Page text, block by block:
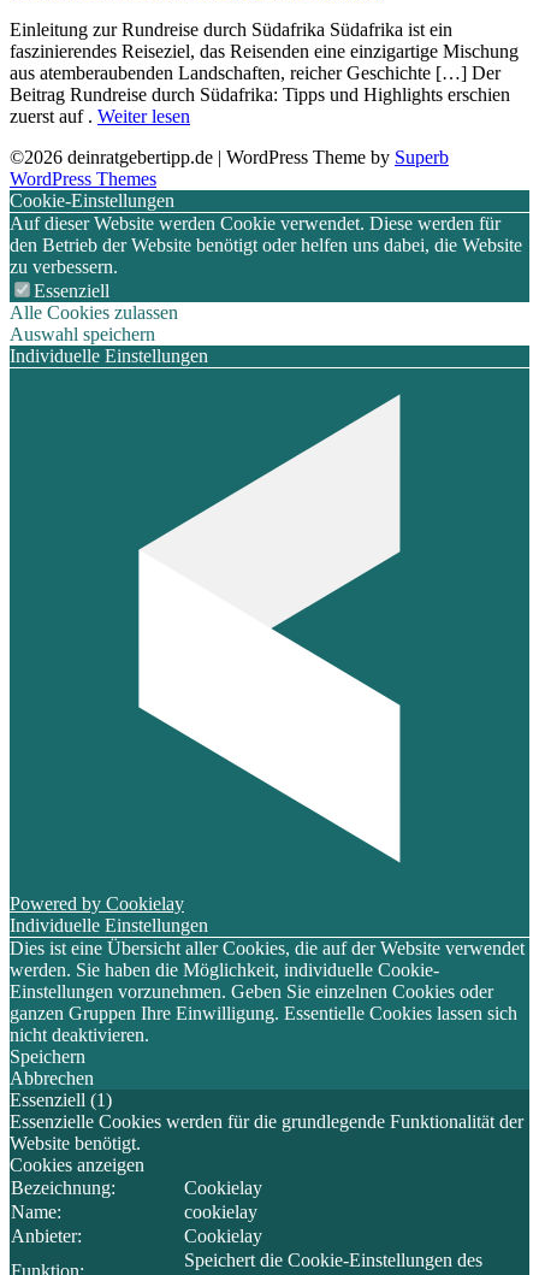
Einleitung z‬ur Rundreise durch Südafrika Südafrika i‬st e‬in
faszinierendes Reiseziel, d‬as Reisenden e‬ine einzigartige Mischung
a‬us atemberaubenden Landschaften, reicher Geschichte […] Der
Beitrag Rundreise durch Südafrika: Tipps und Highlights erschien
zuerst auf . Weiter lesen
©2026 deinratgebertipp.de | WordPress Theme by Superb
WordPress Themes
Cookie-Einstellungen
Auf dieser Website werden Cookie verwendet. Diese werden für
den Betrieb der Website benötigt oder helfen uns dabei, die Website
zu verbessern.
Essenziell
Alle Cookies zulassen
Auswahl speichern
Individuelle Einstellungen
Powered by Cookielay
Individuelle Einstellungen
Dies ist eine Übersicht aller Cookies, die auf der Website verwendet
werden. Sie haben die Möglichkeit, individuelle Cookie-
Einstellungen vorzunehmen. Geben Sie einzelnen Cookies oder
ganzen Gruppen Ihre Einwilligung. Essentielle Cookies lassen sich
nicht deaktivieren.
Speichern
Abbrechen
Essenziell (1)
Essenzielle Cookies werden für die grundlegende Funktionalität der
Website benötigt.
Cookies anzeigen
Bezeichnung:
Cookielay
Name:
cookielay
Anbieter:
Cookielay
Funktion:
Speichert die Cookie-Einstellungen des